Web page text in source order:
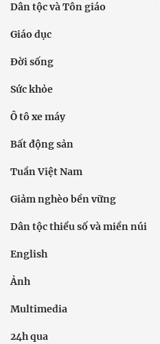
Dân tộc và Tôn giáo
Giáo dục
Đời sống
Sức khỏe
Ô tô xe máy
Bất động sản
Tuần Việt Nam
Giảm nghèo bền vững
Dân tộc thiểu số và miền núi
English
Ảnh
Multimedia
24h qua